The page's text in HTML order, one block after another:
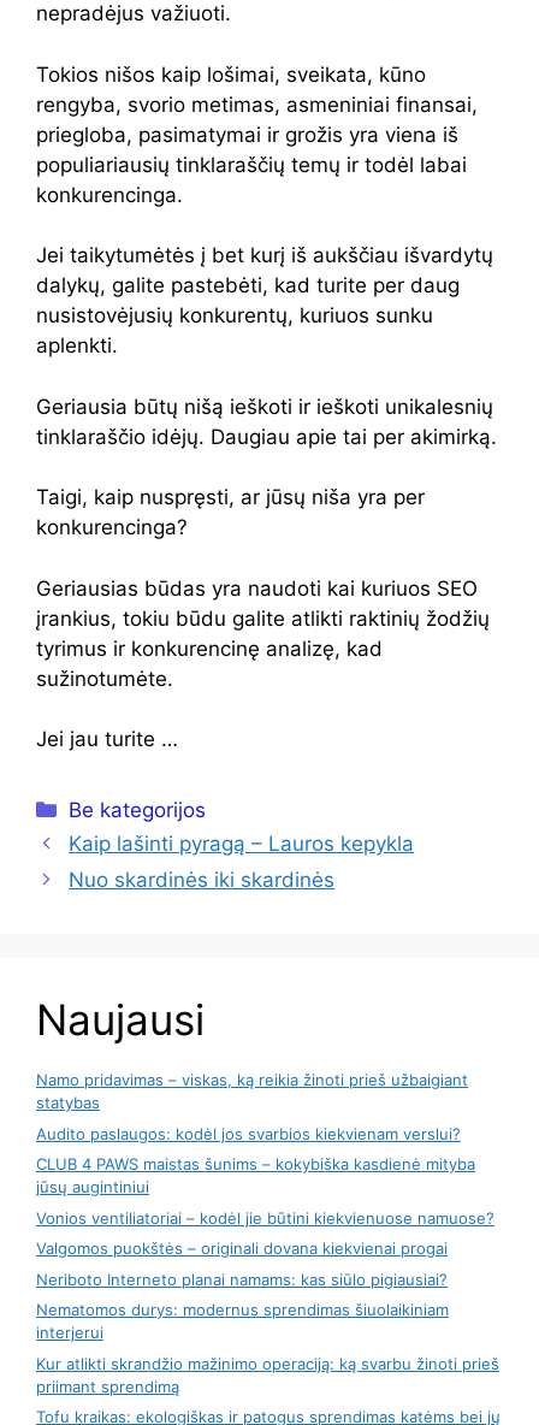
nepradėjus važiuoti.
Tokios nišos kaip lošimai, sveikata, kūno
rengyba, svorio metimas, asmeniniai finansai,
priegloba, pasimatymai ir grožis yra viena iš
populiariausių tinklaraščių temų ir todėl labai
konkurencinga.
Jei taikytumėtės į bet kurį iš aukščiau išvardytų
dalykų, galite pastebėti, kad turite per daug
nusistovėjusių konkurentų, kuriuos sunku
aplenkti.
Geriausia būtų nišą ieškoti ir ieškoti unikalesnių
tinklaraščio idėjų. Daugiau apie tai per akimirką.
Taigi, kaip nuspręsti, ar jūsų niša yra per
konkurencinga?
Geriausias būdas yra naudoti kai kuriuos SEO
įrankius, tokiu būdu galite atlikti raktinių žodžių
tyrimus ir konkurencinę analizę, kad
sužinotumėte.
Jei jau turite …
Kategorijos
Be kategorijos
Kaip lašinti pyragą – Lauros kepykla
Nuo skardinės iki skardinės
Naujausi
Namo pridavimas – viskas, ką reikia žinoti prieš užbaigiant
statybas
Audito paslaugos: kodėl jos svarbios kiekvienam verslui?
CLUB 4 PAWS maistas šunims – kokybiška kasdienė mityba
jūsų augintiniui
Vonios ventiliatoriai – kodėl jie būtini kiekvienuose namuose?
Valgomos puokštės – originali dovana kiekvienai progai
Neriboto Interneto planai namams: kas siūlo pigiausiai?
Nematomos durys: modernus sprendimas šiuolaikiniam
interjerui
Kur atlikti skrandžio mažinimo operaciją: ką svarbu žinoti prieš
priimant sprendimą
Tofu kraikas: ekologiškas ir patogus sprendimas katėms bei jų